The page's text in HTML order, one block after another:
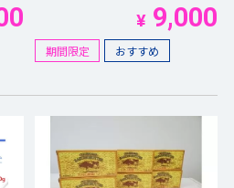
¥9,000
期間限定 おすすめ